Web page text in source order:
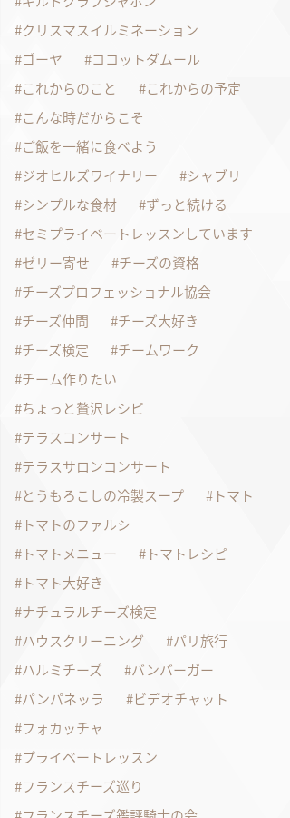
クリスマスイルミネーション
ゴーヤ
ココットダムール
これからのこと
これからの予定
こんな時だからこそ
ご飯を一緒に食べよう
ジオヒルズワイナリー
シャブリ
シンプルな食材
ずっと続ける
セミプライベートレッスンしています
ゼリー寄せ
チーズの資格
チーズプロフェッショナル協会
チーズ仲間
チーズ大好き
チーズ検定
チームワーク
チーム作りたい
ちょっと贅沢レシピ
テラスコンサート
テラスサロンコンサート
とうもろこしの冷製スープ
トマト
トマトのファルシ
トマトメニュー
トマトレシピ
トマト大好き
ナチュラルチーズ検定
ハウスクリーニング
パリ旅行
ハルミチーズ
バンバーガー
パンパネッラ
ビデオチャット
フォカッチャ
プライベートレッスン
フランスチーズ巡り